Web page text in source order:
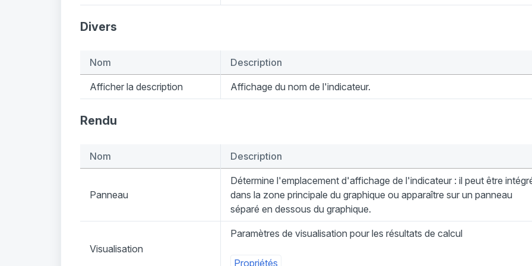
Divers
Nom Description
Afficher la description Affichage du nom de l'indicateur.
Rendu
Nom Description
Panneau
Détermine l'emplacement d'affichage de l'indicateur : il peut être
dans la zone principale du graphique ou apparaître sur un panneau
séparé en dessous du graphique.
Visualisation
Paramètres de visualisation pour les résultats de calcul
Propriétés